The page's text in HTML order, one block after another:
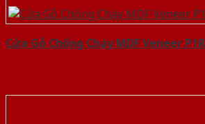
Cửa Gỗ Chống Cháy MDF Veneer